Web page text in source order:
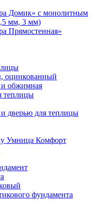
Домик» с монолитным
мм, 3 мм)
Прямостенная»
оцинкованный
и обжимная
теплицы
дверью для теплицы
Умница Комфорт
фундамента